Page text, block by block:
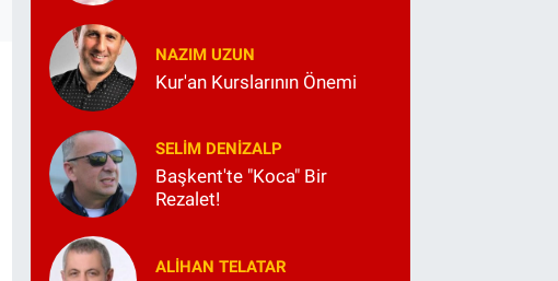
NAZIM UZUN
Kur'an Kurslarının Önemi
SELIM DENİZALP
Başkent'te "Koca" Bir
Rezalet!
ALIHAN TELATAR